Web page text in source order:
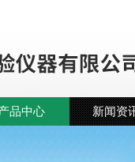
品中心 新闻资